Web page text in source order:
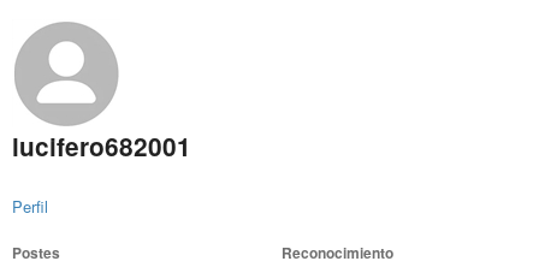
lucifero682001
Perfil
Postes Reconocimiento